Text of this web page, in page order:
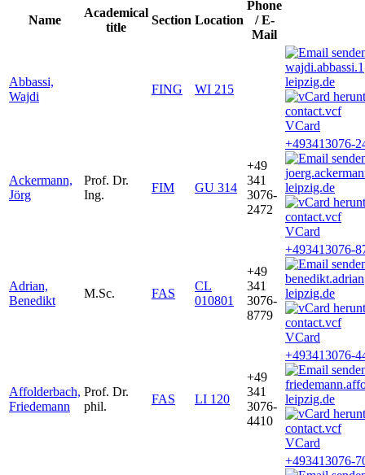
Name
Academical
title
Section Location
Phone
/ E-
Mail
Abbassi,
Wajdi
FING WI 215
leipzig.de
VCard
Ackermann,
Jörg
Prof. Dr.
Ing.
FIM GU 314
+49
341
3076-
2472
+493413076-
leipzig.de
VCard
Adrian,
Benedikt
M.Sc. FAS
CL
010801
+49
341
3076-
8779
+493413076-
leipzig.de
VCard
Affolderbach,
Friedemann
Prof. Dr.
phil.
FAS LI 120
+49
341
3076-
4410
+493413076-
leipzig.de
VCard
+493413076-